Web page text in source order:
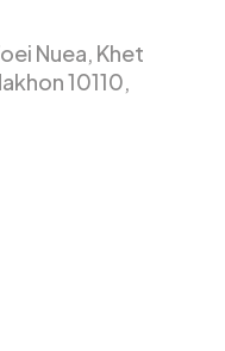
Nuea, Khet
10110,